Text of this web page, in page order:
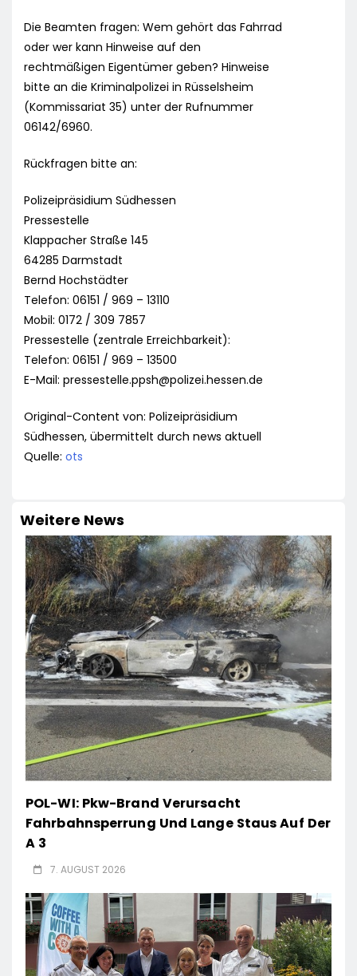
Die Beamten fragen: Wem gehört das Fahrrad
oder wer kann Hinweise auf den
rechtmäßigen Eigentümer geben? Hinweise
bitte an die Kriminalpolizei in Rüsselsheim
(Kommissariat 35) unter der Rufnummer
06142/6960.
Rückfragen bitte an:
Polizeipräsidium Südhessen
Pressestelle
Klappacher Straße 145
64285 Darmstadt
Bernd Hochstädter
Telefon: 06151 / 969 – 13110
Mobil: 0172 / 309 7857
Pressestelle (zentrale Erreichbarkeit):
Telefon: 06151 / 969 – 13500
E-Mail: pressestelle.ppsh@polizei.hessen.de
Original-Content von: Polizeipräsidium
Südhessen, übermittelt durch news aktuell
Quelle: ots
Weitere News
POL-WI: Pkw-Brand Verursacht
Fahrbahnsperrung Und Lange Staus Auf Der
A 3
7. AUGUST 2026